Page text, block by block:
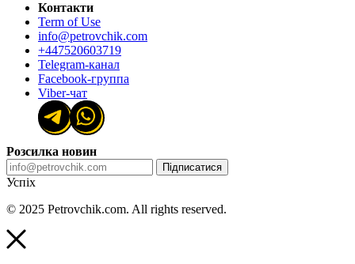
Контакти
Term of Use
info@petrovchik.com
+447520603719
Telegram-канал
Facebook-группа
Viber-чат
Розсилка новин
Підписатися
Успіх
© 2025 Petrovchik.com. All rights reserved.